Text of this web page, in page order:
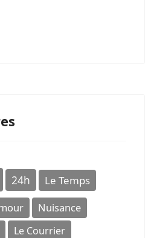
24h
Le Temps
Nuisance
Le Courrier